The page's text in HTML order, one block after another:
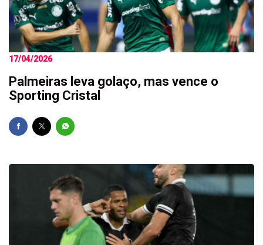
17/04/2026
Palmeiras leva golaço, mas vence o
Sporting Cristal